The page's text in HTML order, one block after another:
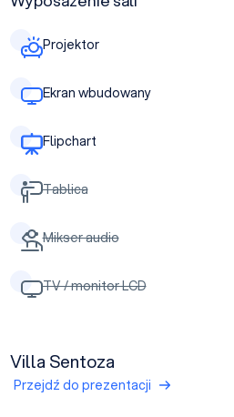
Projektor
Ekran wbudowany
Flipchart
Tablica
Mikser audio
TV / monitor LCD
Villa Sentoza
Przejdź do prezentacji